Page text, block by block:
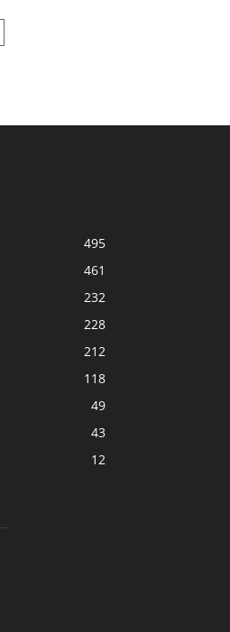
495
461
232
228
212
118
49
43
12